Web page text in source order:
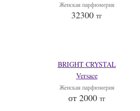
Женская парфюмерия
32300 тг
BRIGHT CRYSTAL
Versace
Женская парфюмерия
от 2000 тг